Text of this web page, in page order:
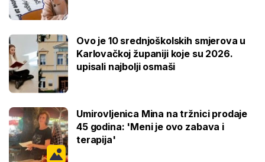
Ovo je 10 srednjoškolskih smjerova u
Karlovačkoj županiji koje su 2026.
upisali najbolji osmaši
Umirovljenica Mina na tržnici prodaje
45 godina: 'Meni je ovo zabava i
terapija'